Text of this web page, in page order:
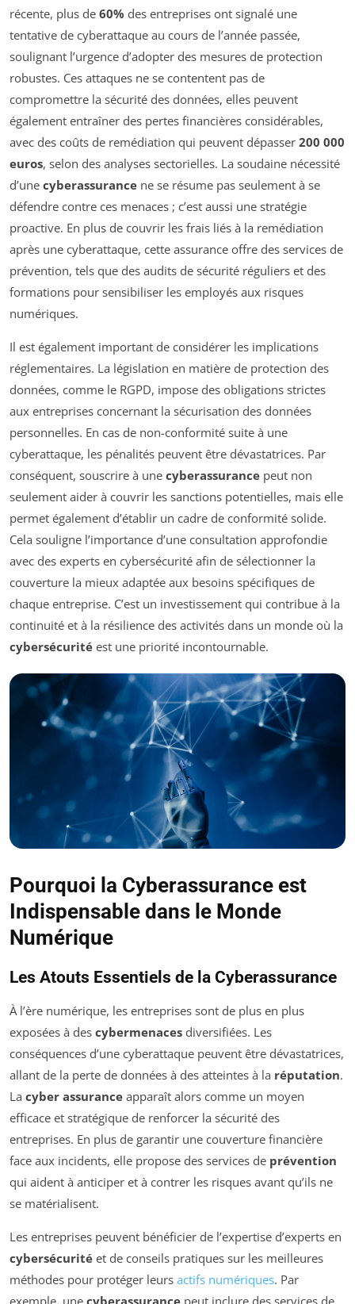
récente, plus de 60% des entreprises ont signalé une
tentative de cyberattaque au cours de l’année passée,
soulignant l’urgence d’adopter des mesures de protection
robustes. Ces attaques ne se contentent pas de
compromettre la sécurité des données, elles peuvent
également entraîner des pertes financières considérables,
avec des coûts de remédiation qui peuvent dépasser 200 000
euros, selon des analyses sectorielles. La soudaine nécessité
d’une cyberassurance ne se résume pas seulement à se
défendre contre ces menaces ; c’est aussi une stratégie
proactive. En plus de couvrir les frais liés à la remédiation
après une cyberattaque, cette assurance offre des services de
prévention, tels que des audits de sécurité réguliers et des
formations pour sensibiliser les employés aux risques
numériques.
Il est également important de considérer les implications
réglementaires. La législation en matière de protection des
données, comme le RGPD, impose des obligations strictes
aux entreprises concernant la sécurisation des données
personnelles. En cas de non-conformité suite à une
cyberattaque, les pénalités peuvent être dévastatrices. Par
conséquent, souscrire à une cyberassurance peut non
seulement aider à couvrir les sanctions potentielles, mais elle
permet également d’établir un cadre de conformité solide.
Cela souligne l’importance d’une consultation approfondie
avec des experts en cybersécurité afin de sélectionner la
couverture la mieux adaptée aux besoins spécifiques de
chaque entreprise. C’est un investissement qui contribue à la
continuité et à la résilience des activités dans un monde où la
cybersécurité est une priorité incontournable.
Pourquoi la Cyberassurance est
Indispensable dans le Monde
Numérique
Les Atouts Essentiels de la Cyberassurance
À l’ère numérique, les entreprises sont de plus en plus
exposées à des cybermenaces diversifiées. Les
conséquences d’une cyberattaque peuvent être dévastatrices,
allant de la perte de données à des atteintes à la réputation.
La cyber assurance apparaît alors comme un moyen
efficace et stratégique de renforcer la sécurité des
entreprises. En plus de garantir une couverture financière
face aux incidents, elle propose des services de prévention
qui aident à anticiper et à contrer les risques avant qu’ils ne
se matérialisent.
Les entreprises peuvent bénéficier de l’expertise d’experts en
cybersécurité et de conseils pratiques sur les meilleures
méthodes pour protéger leurs actifs numériques. Par